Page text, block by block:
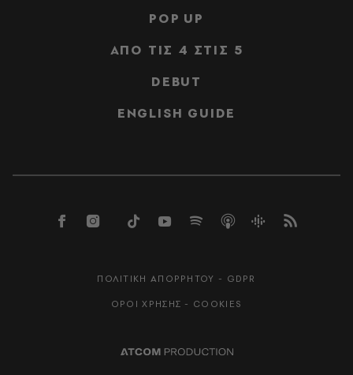
POP UP
ΑΠΟ ΤΙΣ 4 ΣΤΙΣ 5
DEBUT
ENGLISH GUIDE
ΠΟΛΙΤΙΚΗ ΑΠΟΡΡΗΤΟΥ - GDPR
ΟΡΟΙ ΧΡΗΣΗΣ - COOKIES